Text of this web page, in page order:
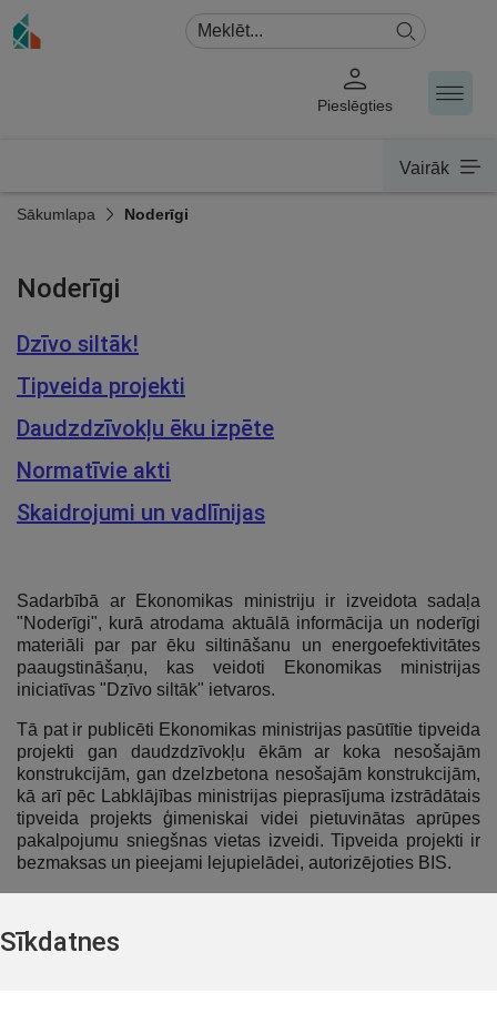
Sīkdatnes
Pieslēgties
Vairāk
Sākumlapa Noderīgi
Noderīgi
Sadarbībā ar Ekonomikas ministriju ir izveidota sadaļa
"Noderīgi", kurā atrodama aktuālā informācija un noderīgi
materiāli par par ēku siltināšanu un energoefektivitātes
paaugstināšaņu, kas veidoti Ekonomikas ministrijas
iniciatīvas "Dzīvo siltāk" ietvaros.
Tā pat ir publicēti Ekonomikas ministrijas pasūtītie tipveida
projekti gan daudzdzīvokļu ēkām ar koka nesošajām
konstrukcijām, gan dzelzbetona nesošajām konstrukcijām,
kā arī pēc Labklājības ministrijas pieprasījuma izstrādātais
tipveida projekts ģimeniskai videi pietuvinātas aprūpes
pakalpojumu sniegšnas vietas izveidi. Tipveida projekti ir
bezmaksas un pieejami lejupielādei, autorizējoties BIS.
mehāniskās stiprību un stabilitāti.
Dzīvo siltāk!
Tipveida projekti
Daudzdzīvokļu ēku izpēte
Normatīvie akti
Skaidrojumi un vadlīnijas